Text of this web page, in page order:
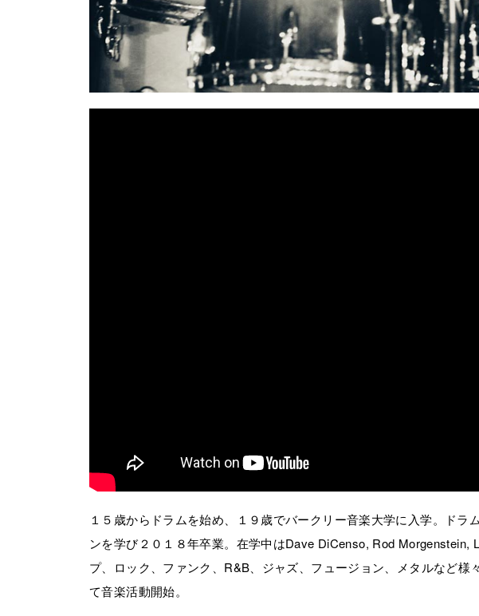
１５歳からドラムを始め、１９歳でバークリー音楽大学に入学。ド
ンを学び２０１８年卒業。在学中はDave DiCenso, Rod Morgenstein,
プ、ロック、ファンク、R&B、ジャズ、フュージョン、メタルなど様
て音楽活動開始。